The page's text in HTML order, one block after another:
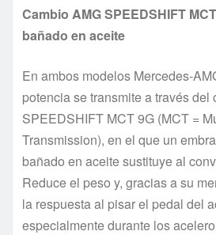
Cambio AMG SPEEDSHIFT
bañado en aceite
En ambos modelos Mercedes-
potencia se transmite a través del
SPEEDSHIFT MCT 9G (MCT =
Transmission), en el que un
bañado en aceite sustituye al
Reduce el peso y, gracias a su
la respuesta al pisar el pedal del
especialmente durante los